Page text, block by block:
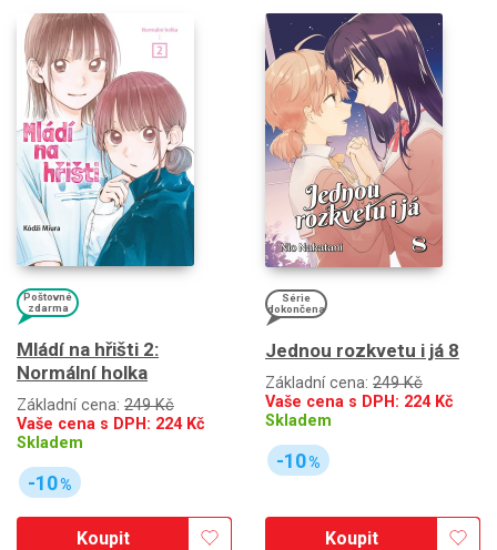
Poštovné
zdarma
Mládí na hřišti 2:
Normální holka
Základní cena: 249 Kč
Vaše cena s DPH: 224Kč
Skladem
-10%
Koupit
Série
dokončena
Jednou rozkvetu i já 8
Základní cena: 249 Kč
Vaše cena s DPH: 224Kč
Skladem
-10%
Koupit